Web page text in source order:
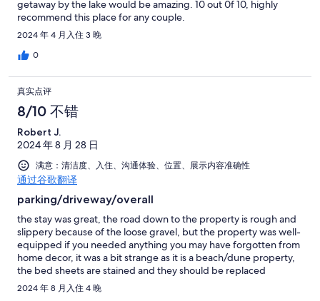
getaway by the lake would be amazing. 10 out 0f 10, highly
recommend this place for any couple.
2024 年 4 月入住 3 晚
0
真实点评
8/10 不错
Robert J.
2024 年 8 月 28 日
满意：清洁度、入住、沟通体验、位置、展示内容准确性
通过谷歌翻译
parking/driveway/overall
the stay was great, the road down to the property is rough and
slippery because of the loose gravel, but the property was well-
equipped if you needed anything you may have forgotten from
home decor, it was a bit strange as it is a beach/dune property,
the bed sheets are stained and they should be replaced
2024 年 8 月入住 4 晚